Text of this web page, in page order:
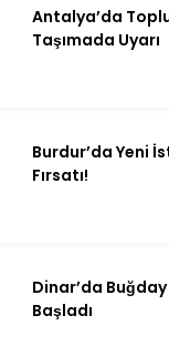
Antalya’da
Taşımada Uyarı
Burdur’da Yeni
Fırsatı!
Dinar’da
Başladı